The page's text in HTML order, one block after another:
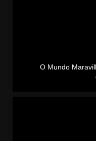
O Mundo